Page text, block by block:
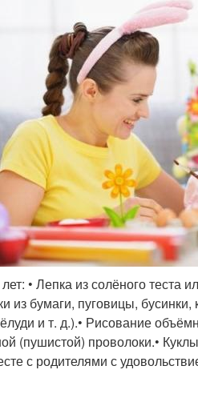
• Лепка из солёного теста
из бумаги, пуговицы,
и т. д.).• Рисование
(пушистой) проволоки.•
с родителями с